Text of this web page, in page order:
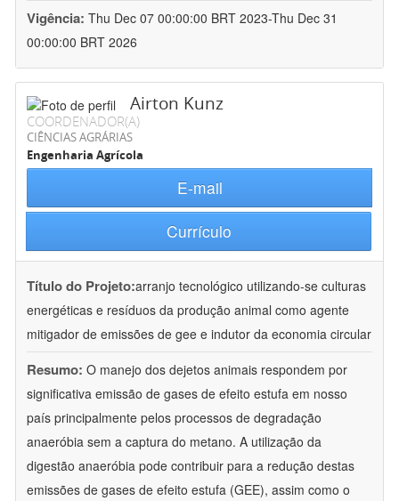
Vigência: Thu Dec 07 00:00:00 BRT 2023-Thu Dec 31
00:00:00 BRT 2026
Airton Kunz
COORDENADOR(A)
CIÊNCIAS AGRÁRIAS
Engenharia Agrícola
E-mail
Currículo
Título do Projeto:arranjo tecnológico utilizando-se culturas
energéticas e resíduos da produção animal como agente
mitigador de emissões de gee e indutor da economia circular
Resumo: O manejo dos dejetos animais respondem por
significativa emissão de gases de efeito estufa em nosso
país principalmente pelos processos de degradação
anaeróbia sem a captura do metano. A utilização da
digestão anaeróbia pode contribuir para a redução destas
emissões de gases de efeito estufa (GEE), assim como o